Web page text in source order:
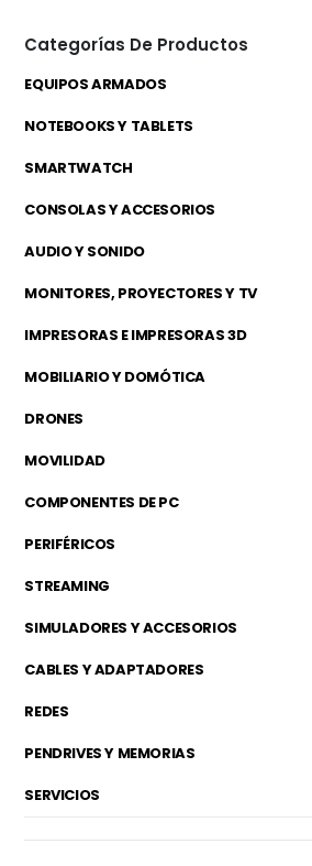
Categorías De Productos
EQUIPOS ARMADOS
NOTEBOOKS Y TABLETS
SMARTWATCH
CONSOLAS Y ACCESORIOS
AUDIO Y SONIDO
MONITORES, PROYECTORES Y TV
IMPRESORAS E IMPRESORAS 3D
MOBILIARIO Y DOMÓTICA
DRONES
MOVILIDAD
COMPONENTES DE PC
PERIFÉRICOS
STREAMING
SIMULADORES Y ACCESORIOS
CABLES Y ADAPTADORES
REDES
PENDRIVES Y MEMORIAS
SERVICIOS